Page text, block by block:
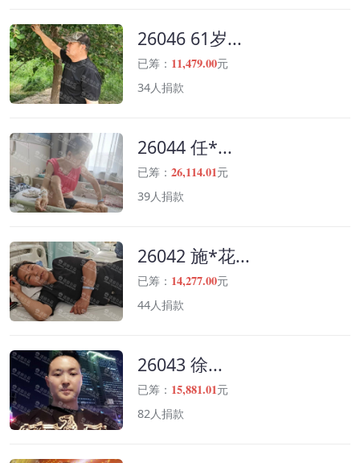
26046 61岁...
已筹： 11,479.00元
34人捐款
26044 任*...
已筹： 26,114.01元
39人捐款
26042 施*花...
已筹： 14,277.00元
44人捐款
26043 徐...
已筹： 15,881.01元
82人捐款